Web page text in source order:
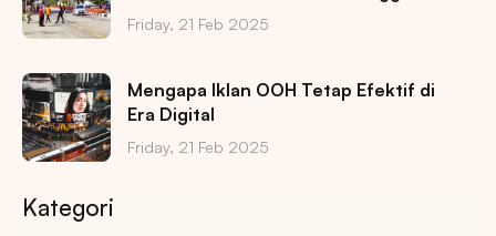
Friday, 21 Feb 2025
Mengapa Iklan OOH Tetap Efektif di
Era Digital
Friday, 21 Feb 2025
Kategori